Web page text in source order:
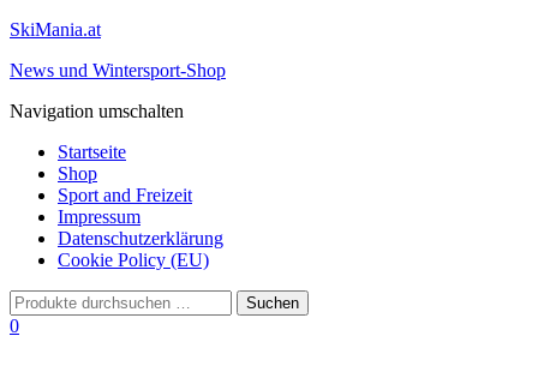
SkiMania.at
News und Wintersport-Shop
Navigation umschalten
Startseite
Shop
Sport and Freizeit
Impressum
Datenschutzerklärung
Cookie Policy (EU)
0